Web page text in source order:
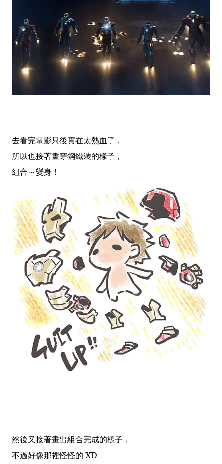
去看完電影只後實在太熱血了，
所以也接著畫穿鋼鐵裝的樣子 ，
組合～變身！
然後又接著畫出組合完成的樣子，
不過好像那裡怪怪的 XD